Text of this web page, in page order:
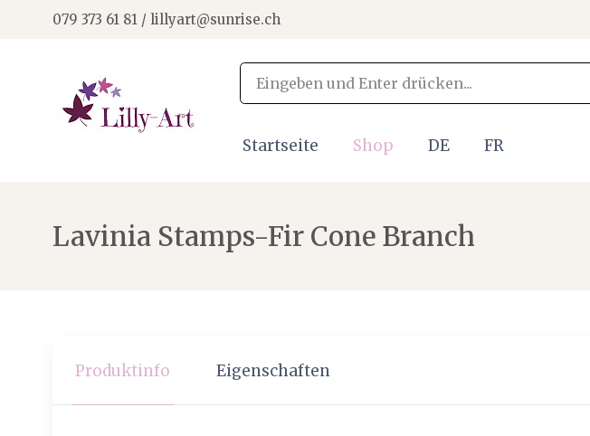
079 373 61 81 / lillyart@sunrise.ch
Startseite Shop DE FR
Lavinia Stamps-Fir Cone Branch
Produktinfo Eigenschaften